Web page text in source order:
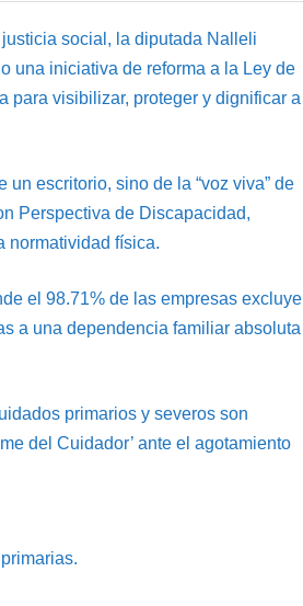
social, la diputada Nalleli
una iniciativa de reforma a la Ley de
para visibilizar, proteger y dignificar a
escritorio, sino de la “voz viva” de
Perspectiva de Discapacidad,
normatividad física.
el 98.71% de las empresas excluye
a una dependencia familiar absoluta
primarios y severos son
del Cuidador’ ante el agotamiento